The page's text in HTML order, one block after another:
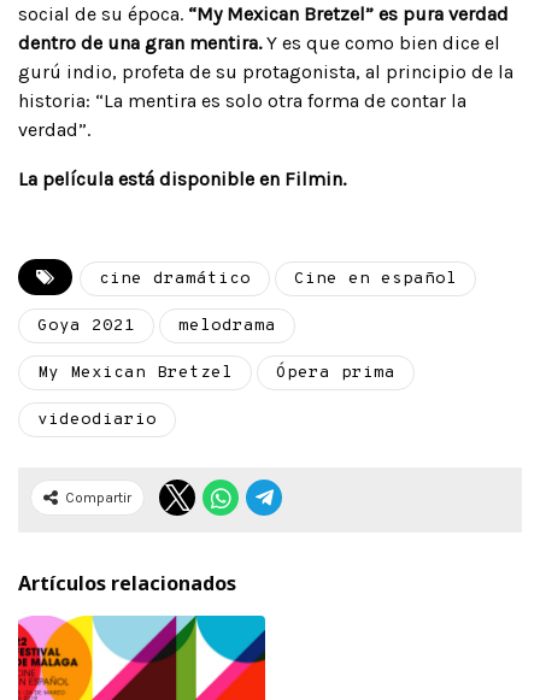
social de su época. “My Mexican Bretzel” es pura verdad
dentro de una gran mentira.Y es que como bien dice el
gurú indio, profeta de su protagonista, al principio de la
historia: “La mentira es solo otra forma de contar la
verdad”.
La película está disponible en Filmin.
cine dramático Cine en español
Goya 2021 melodrama
My Mexican Bretzel Ópera prima
videodiario
Compartir
Artículos relacionados